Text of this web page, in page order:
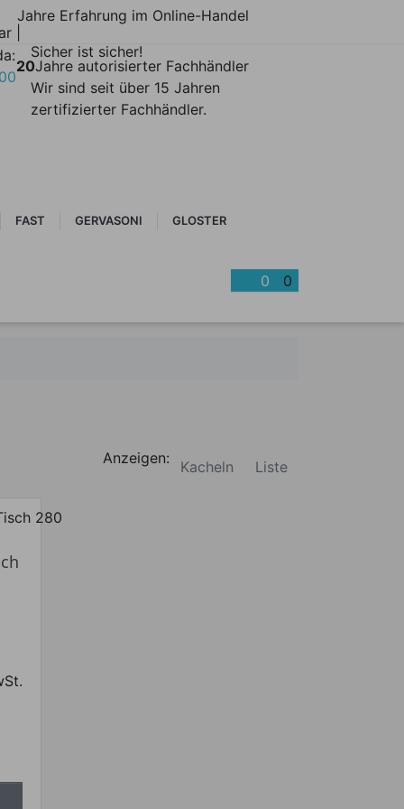
|
20Jahre autorisierter Fachhändler
Jahre Erfahrung im Online-Handel
Sicher ist sicher!
Wir sind seit über 15 Jahren
zertifizierter Fachhändler.
FAST GERVASONI GLOSTER
0 0
Anzeigen: Kacheln Liste